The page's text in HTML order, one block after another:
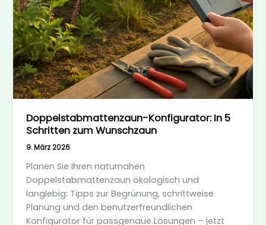
Doppelstabmattenzaun-Konfigurator: In 5
Schritten zum Wunschzaun
9. März 2026
Planen Sie Ihren naturnahen
Doppelstabmattenzaun ökologisch und
langlebig: Tipps zur Begrünung, schrittweise
Planung und den benutzerfreundlichen
Konfigurator für passgenaue Lösungen – jetzt